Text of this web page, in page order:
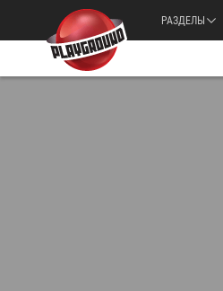
РАЗДЕЛЫ